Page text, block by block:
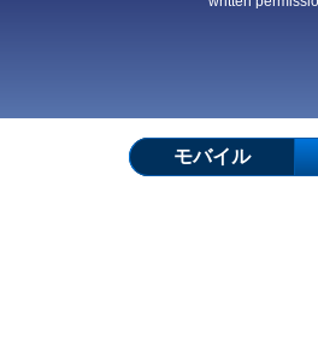
モバイル